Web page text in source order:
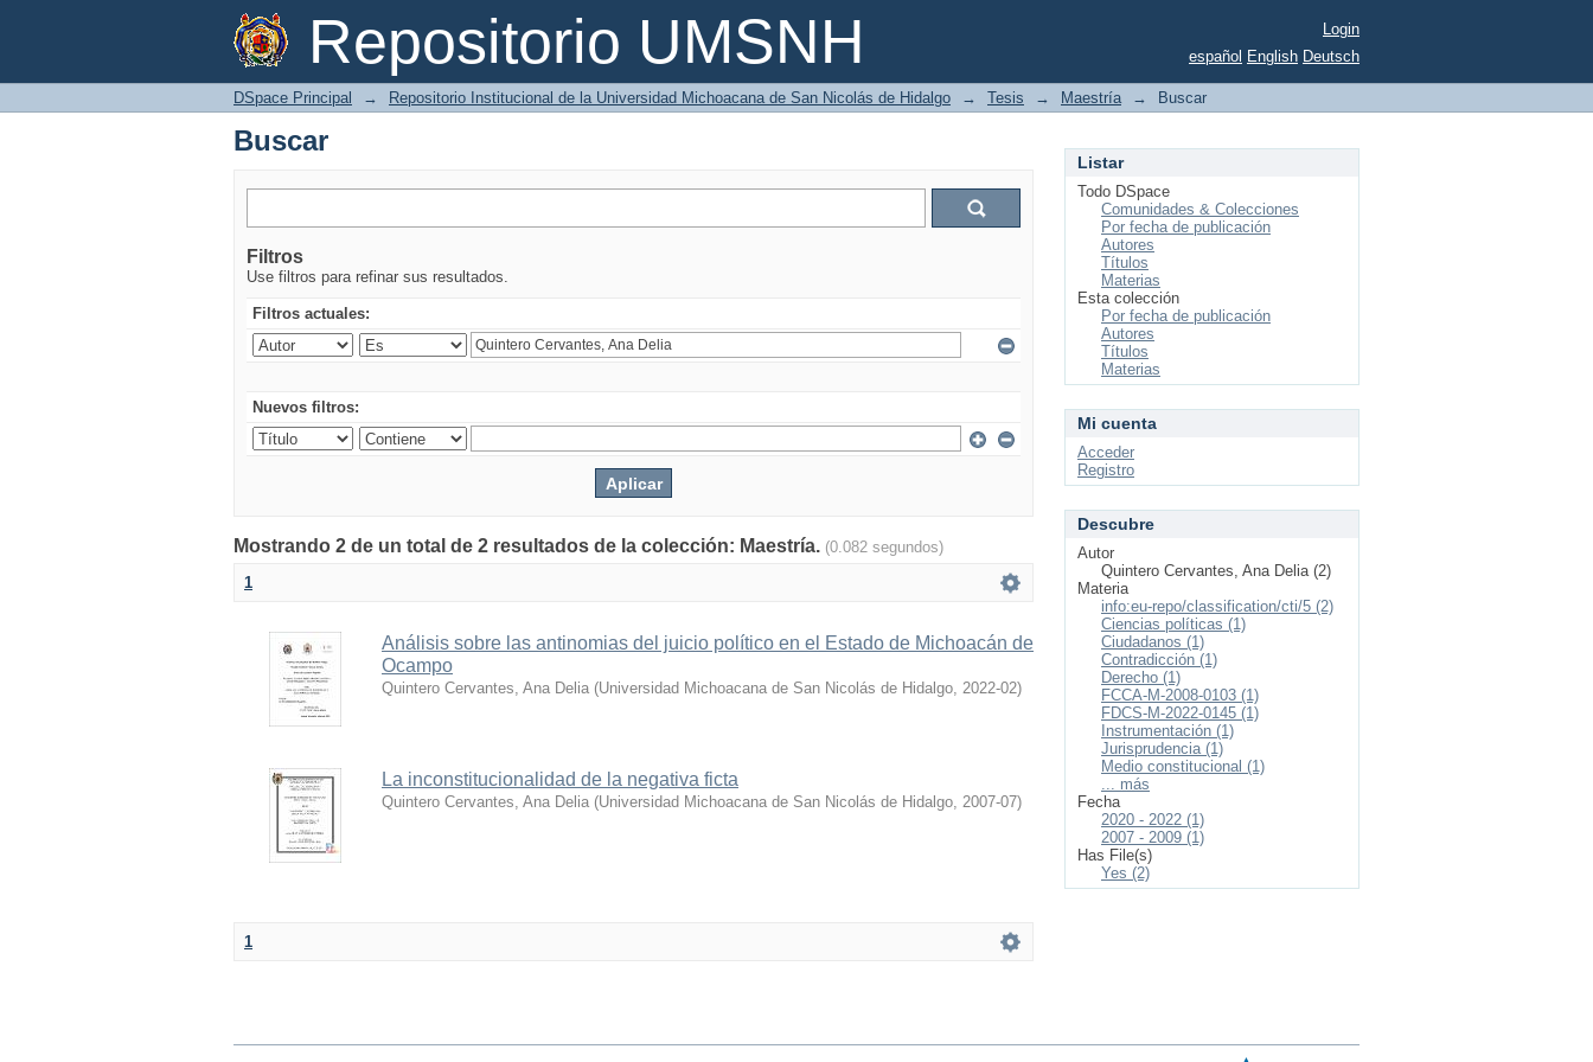
Repositorio UMSNH
Buscar
Login
español English Deutsch
DSpace Principal → Repositorio Institucional de la Universidad Michoacana de San Nicolás de Hidalgo → Tesis → Maestría → Buscar
Buscar
Filtros
Use filtros para refinar sus resultados.
Filtros actuales:
Nuevos filtros:
Mostrando 2 de un total de 2 resultados de la colección: Maestría. (0.082 segundos)
1
Análisis sobre las antinomias del juicio político en el Estado de Michoacán de
Ocampo
Quintero Cervantes, Ana Delia (Universidad Michoacana de San Nicolás de Hidalgo, 2022-02)
La inconstitucionalidad de la negativa ficta
Quintero Cervantes, Ana Delia (Universidad Michoacana de San Nicolás de Hidalgo, 2007-07)
1
Listar
Todo DSpace
Comunidades & Colecciones
Por fecha de publicación
Autores
Títulos
Materias
Esta colección
Por fecha de publicación
Autores
Títulos
Materias
Mi cuenta
Acceder
Registro
Descubre
Autor
Quintero Cervantes, Ana Delia (2)
Materia
info:eu-repo/classification/cti/5 (2)
Ciencias políticas (1)
Ciudadanos (1)
Contradicción (1)
Derecho (1)
FCCA-M-2008-0103 (1)
FDCS-M-2022-0145 (1)
Instrumentación (1)
Jurisprudencia (1)
Medio constitucional (1)
... más
Fecha
2020 - 2022 (1)
2007 - 2009 (1)
Has File(s)
Yes (2)